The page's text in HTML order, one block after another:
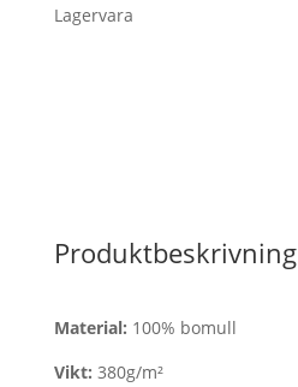
Lagervara
Produktbeskrivning
Material: 100% bomull
Vikt: 380g/m²